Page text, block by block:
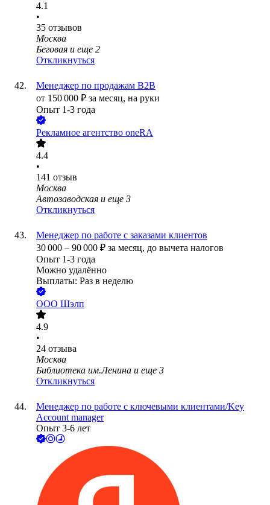
4.1
•
35 отзывов
Москва
Беговая и еще 2
Откликнуться
Менеджер по продажам B2B
от 150 000 ₽ за месяц, на руки
Опыт 1-3 года
Рекламное агентство oneRA
4.4
•
141 отзыв
Москва
Автозаводская и еще 3
Откликнуться
Менеджер по работе с заказами клиентов
30 000 – 90 000 ₽ за месяц, до вычета налогов
Опыт 1-3 года
Можно удалённо
Выплаты: Раз в неделю
ООО Шэлп
4.9
•
24 отзыва
Москва
Библиотека им.Ленина и еще 3
Откликнуться
Менеджер по работе с ключевыми клиентами/Key
Account manager
Опыт 3-6 лет